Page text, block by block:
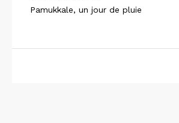
Pamukkale, un jour de pluie